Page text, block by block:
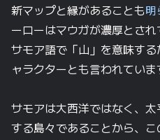
新マップと縁があることも明
ーローはマウガが濃厚とさ
サモア語で「山」を意味す
ャラクターとも言われていま
サモアは大西洋ではなく、
する島々であることから、